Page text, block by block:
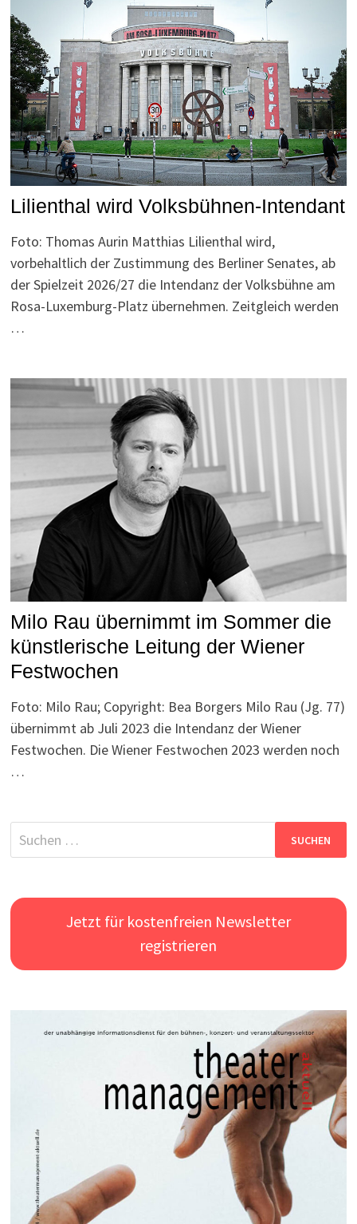
Lilienthal wird Volksbühnen-Intendant
Foto: Thomas Aurin Matthias Lilienthal wird,
vorbehaltlich der Zustimmung des Berliner Senates, ab
der Spielzeit 2026/27 die Intendanz der Volksbühne am
Rosa-Luxemburg-Platz übernehmen. Zeitgleich werden
…
Milo Rau übernimmt im Sommer die
künstlerische Leitung der Wiener
Festwochen
Foto: Milo Rau; Copyright: Bea Borgers Milo Rau (Jg. 77)
übernimmt ab Juli 2023 die Intendanz der Wiener
Festwochen. Die Wiener Festwochen 2023 werden noch
…
Suchen
nach:
Jetzt für kostenfreien Newsletter
registrieren